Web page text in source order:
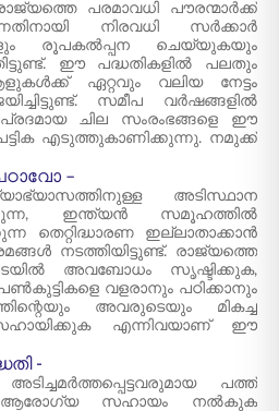
പരമാവധി പൗരന്മാർക്ക്
നിരവധി സർക്കാർ
രൂപകൽപ്പന ചെയ്യുകയും
ഈ പദ്ധതികളിൽ പലതും
ഏറ്റവും വലിയ നേട്ടം
സമീപ വർഷങ്ങളിൽ
ചില സംരംഭങ്ങളെ ഈ
എടുത്തുകാണിക്കുന്നു. നമുക്ക്
–
അടിസ്ഥാന
ഇന്ത്യൻ സമൂഹത്തിൽ
തെറ്റിദ്ധാരണ ഇല്ലാതാക്കാൻ
നടത്തിയിട്ടുണ്ട്. രാജ്യത്തെ
അവബോധം സൃഷ്ടിക്കുക,
വളരാനും പഠിക്കാനും
അവരുടെയും മികച്ച
സഹായിക്കുക എന്നിവയാണ് ഈ
-
പത്ത്
ആരോഗ്യ സഹായം നൽകുക